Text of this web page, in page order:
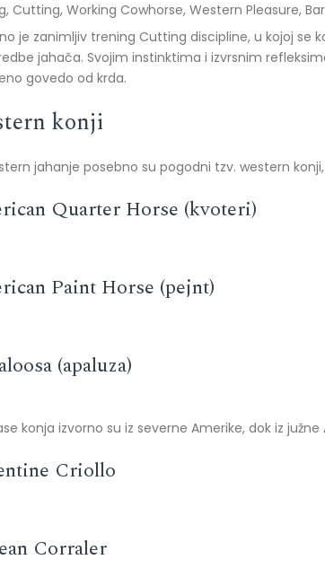
Cutting, Working Cowhorse, Western Pleasure,
je zanimljiv trening Cutting discipline, u kojoj se
jahača. Svojim instinktima i izvrsnim
govedo od krda.
konji
jahanje posebno su pogodni tzv. western
Quarter Horse (kvoteri)
Paint Horse (pejnt)
(apaluza)
konja izvorno su iz severne Amerike, dok iz
Criollo
Corraler